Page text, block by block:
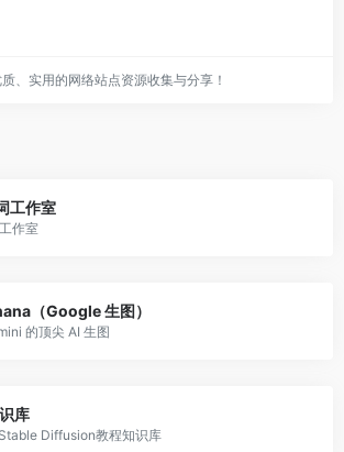
、实用的网络站点资源收集与分享！
工作室
作室
（Google 生图）
的顶尖 AI 生图
库
Diffusion教程知识库